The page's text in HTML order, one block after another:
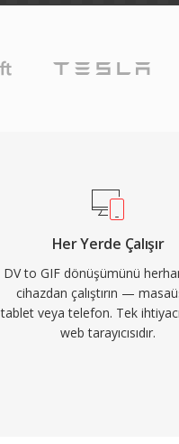
Her Yerde Çalışır
DV to GIF dönüşümünü
cihazdan çalıştırın —
tablet veya telefon. Tek
web tarayıcısıdır.